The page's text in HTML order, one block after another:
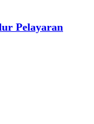
Pelayaran